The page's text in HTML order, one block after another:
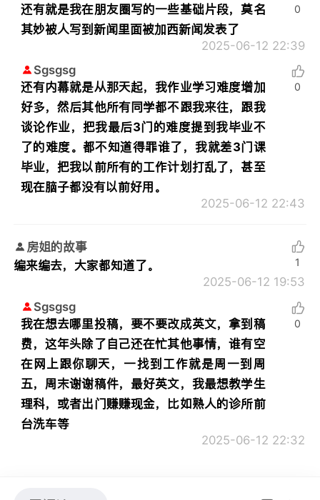
还有就是我在朋友圈写的一些基础片段，莫名
其妙被人写到新闻里面被加西新闻发表了
2025-06-12 22:39
0
Sgsgsg
还有内幕就是从那天起，我作业学习难度增加
好多，然后其他所有同学都不跟我来往，跟我
谈论作业，把我最后3门的难度提到我毕业不
了的难度。都不知道得罪谁了，我就差3门课
毕业，把我以前所有的工作计划打乱了，甚至
现在脑子都没有以前好用。
2025-06-12 22:43
0
房姐的故事
编来编去，大家都知道了。
2025-06-12 19:53
1
Sgsgsg
我在想去哪里投稿，要不要改成英文，拿到稿
费，这年头除了自己还在忙其他事情，谁有空
在网上跟你聊天，一找到工作就是周一到周
五，周末谢谢稿件，最好英文，我最想教学生
理科，或者出门赚赚现金，比如熟人的诊所前
台洗车等
2025-06-12 22:32
0